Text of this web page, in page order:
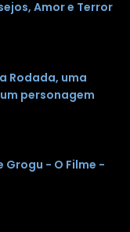
Amor e Terror
Rodada, uma
personagem
- O Filme -